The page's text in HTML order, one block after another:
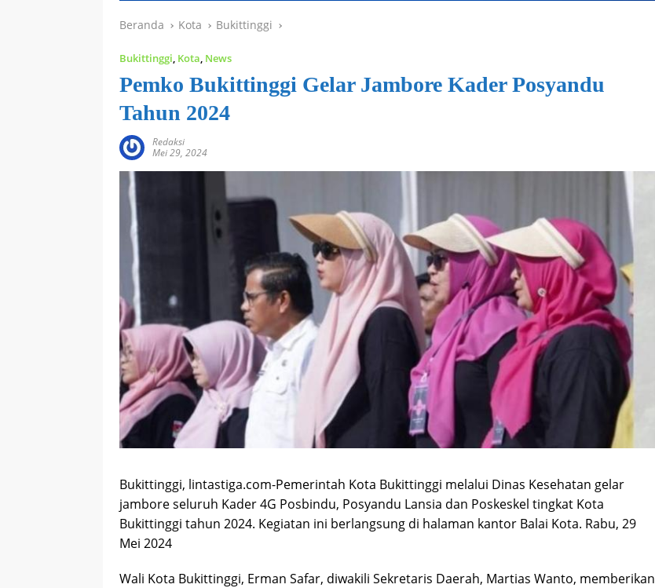
Beranda Kota Bukittinggi
Bukittinggi, Kota, News
Pemko Bukittinggi Gelar Jambore Kader Posyandu
Tahun 2024
Redaksi
Mei 29, 2024
Bukittinggi, lintastiga.com-Pemerintah Kota Bukittinggi melalui Dinas Kesehatan gelar
jambore seluruh Kader 4G Posbindu, Posyandu Lansia dan Poskeskel tingkat Kota
Bukittinggi tahun 2024. Kegiatan ini berlangsung di halaman kantor Balai Kota. Rabu, 29
Mei 2024
Wali Kota Bukittinggi, Erman Safar, diwakili Sekretaris Daerah, Martias Wanto, memberikan